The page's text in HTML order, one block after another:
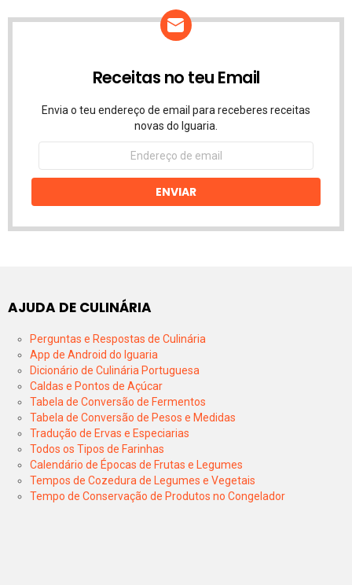
Receitas no teu Email
Envia o teu endereço de email para receberes receitas
novas do Iguaria.
Endereço
email
ENVIAR
AJUDA DE CULINÁRIA
Perguntas e Respostas de Culinária
App de Android do Iguaria
Dicionário de Culinária Portuguesa
Caldas e Pontos de Açúcar
Tabela de Conversão de Fermentos
Tabela de Conversão de Pesos e Medidas
Tradução de Ervas e Especiarias
Todos os Tipos de Farinhas
Calendário de Épocas de Frutas e Legumes
Tempos de Cozedura de Legumes e Vegetais
Tempo de Conservação de Produtos no Congelador